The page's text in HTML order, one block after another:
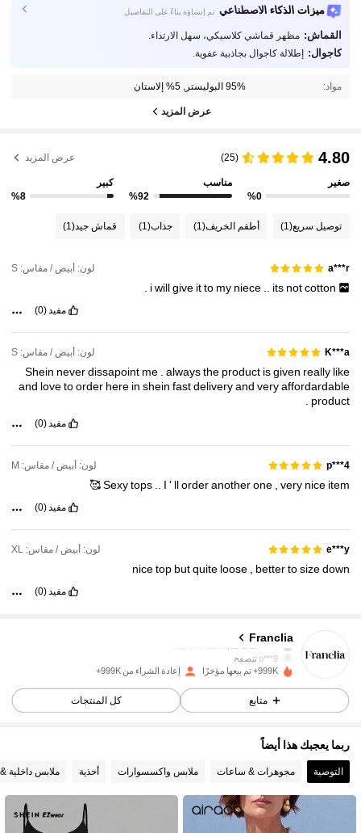
ميزات الذكاء الاصطناعي تم إنشاؤه بناءً على التفاصيل
القماش: مظهر قماشي كلاسيكي، سهل الارتداء.
كاجوال: إطلالة كاجوال بجاذبية عفوية.
مواد: 95% البوليستر, 5% إلاستان
عرض المزيد
4.80
(25) عرض المزيد
صغير
%0
مناسب
%92
كبير
%8
توصيل سريع(1) أطقم الخريف(1) جذاب(1) قماش جيد(1)
a***r لون: أبيض / مقاس: S
iwillgive itto my niece its notcotton
مفيد(0)
K***a لون: أبيض / مقاس: S
Shein neverdissapoint me alwaysthe product isgiven really like
and lovetoorder here in shein fastdeliveryand veryaffordardable
product
مفيد(0)
p***4 لون: أبيض / مقاس: M
Sexytops I ' llorderanotherone very nice item
🥰
مفيد(0)
e***y لون: أبيض / مقاس: XL
nicetop butquite loose bettertosizedown
مفيد(0)
Franclia
p***9 تتصفح
4.78
1.6M متابعون
1.6M متابعون
4.78
1.6M متابعون
999K+ تم بيعها مؤخرًا إعادة الشراء من 999K+
متابع كل المنتجات
ربما يعجبك هذا أيضاً
التوصية مجوهرات & ساعات ملابس واكسسوارات أحذية ملابس داخلية